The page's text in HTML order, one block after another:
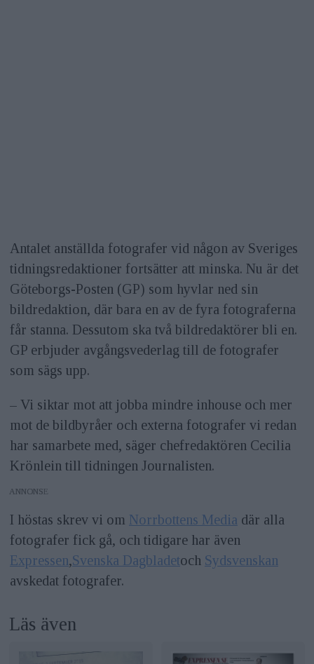
Antalet anställda fotografer vid någon av Sveriges
tidningsredaktioner fortsätter att minska. Nu är det
Göteborgs-Posten (GP) som hyvlar ned sin
bildredaktion, där bara en av de fyra fotograferna
får stanna. Dessutom ska två bildredaktörer bli en.
GP erbjuder avgångsvederlag till de fotografer
som sägs upp.
– Vi siktar mot att jobba mindre inhouse och mer
mot de bildbyråer och externa fotografer vi redan
har samarbete med, säger chefredaktören Cecilia
Krönlein till tidningen Journalisten.
ANNONS
I höstas skrev vi om Norrbottens Media där alla
fotografer fick gå, och tidigare har även
Expressen,Svenska Dagbladetoch Sydsvenskan
avskedat fotografer.
Läs även